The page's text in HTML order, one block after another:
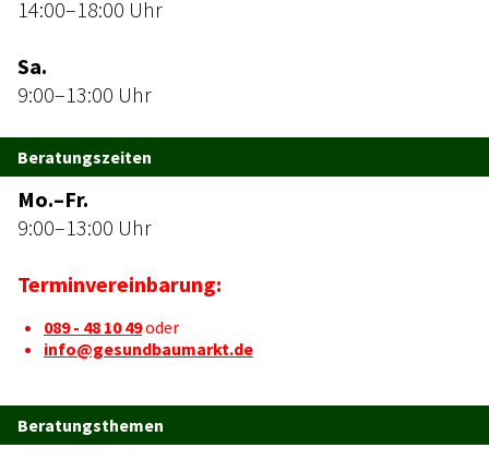
14:00–18:00 Uhr
Sa.
9:00–13:00 Uhr
Beratungszeiten
Mo.–Fr.
9:00–13:00 Uhr
Terminvereinbarung:
089 - 48 10 49oder
info@gesundbaumarkt.de
Beratungsthemen